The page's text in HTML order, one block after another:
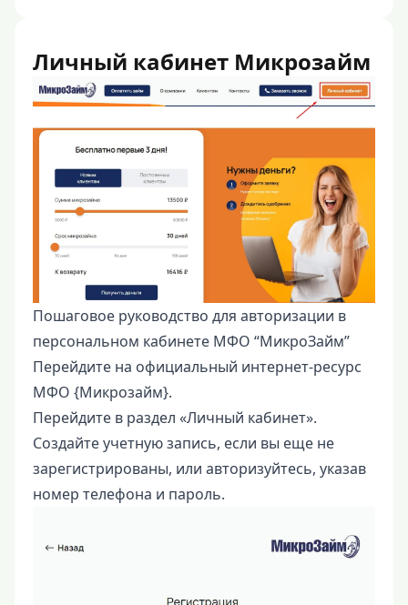
Личный кабинет Микрозайм
Пошаговое руководство для авторизации в
персональном кабинете МФО “МикроЗайм”
Перейдите на официальный интернет-ресурс
МФО {Микрозайм}.
Перейдите в раздел «Личный кабинет».
Создайте учетную запись, если вы еще не
зарегистрированы, или авторизуйтесь, указав
номер телефона и пароль.